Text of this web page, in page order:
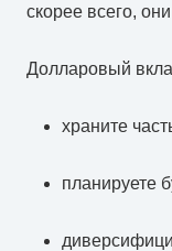
скорее всего,
Долларовый
храните
планируете